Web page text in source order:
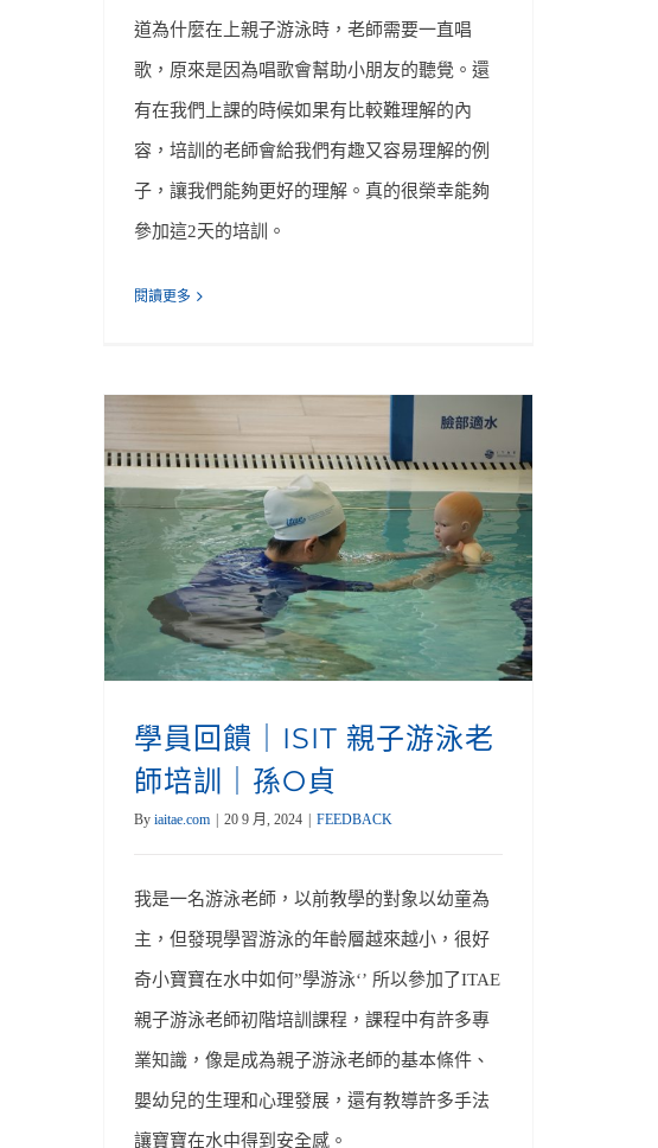
道為什麼在上親子游泳時，老師需要一直唱
歌，原來是因為唱歌會幫助小朋友的聽覺。還
有在我們上課的時候如果有比較難理解的內
容，培訓的老師會給我們有趣又容易理解的例
子，讓我們能夠更好的理解。真的很榮幸能夠
參加這2天的培訓。
閱讀更多
學員回饋｜ISIT 親子游泳老
師培訓｜孫O貞
By iaitae.com | 20 9 月, 2024 | FEEDBACK
我是一名游泳老師，以前教學的對象以幼童為
主，但發現學習游泳的年齡層越來越小，很好
奇小寶寶在水中如何”學游泳‘’ 所以參加了ITAE
親子游泳老師初階培訓課程，課程中有許多專
業知識，像是成為親子游泳老師的基本條件、
嬰幼兒的生理和心理發展，還有教導許多手法
讓寶寶在水中得到安全感。